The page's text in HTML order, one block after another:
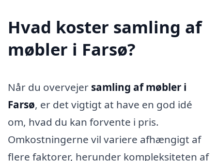
Hvad koster samling af
møbler i Farsø?
Når du overvejer samling af møbler i
Farsø, er det vigtigt at have en god idé
om, hvad du kan forvente i pris.
Omkostningerne vil variere afhængigt af
flere faktorer, herunder kompleksiteten af